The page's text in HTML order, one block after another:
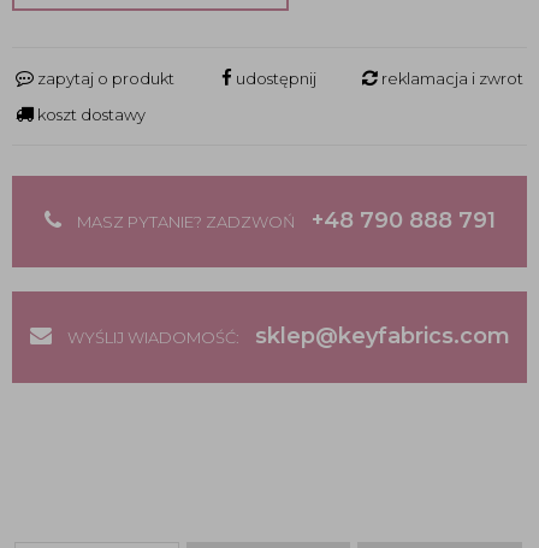
zapytaj o produkt udostępnij
reklamacja i zwrot
koszt dostawy
MASZ PYTANIE? ZADZWOŃ +48 790 888 791
WYŚLIJ WIADOMOŚĆ: sklep@keyfabrics.com